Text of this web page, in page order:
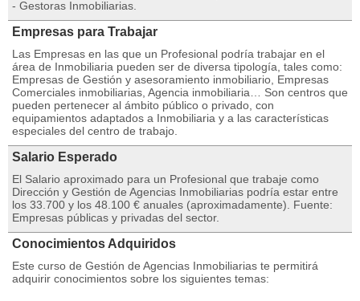
- Gestoras Inmobiliarias.
Empresas para Trabajar
Las Empresas en las que un Profesional podría trabajar en el
área de Inmobiliaria pueden ser de diversa tipología, tales como:
Empresas de Gestión y asesoramiento inmobiliario, Empresas
Comerciales inmobiliarias, Agencia inmobiliaria… Son centros que
pueden pertenecer al ámbito público o privado, con
equipamientos adaptados a Inmobiliaria y a las características
especiales del centro de trabajo.
Salario Esperado
El Salario aproximado para un Profesional que trabaje como
Dirección y Gestión de Agencias Inmobiliarias podría estar entre
los 33.700 y los 48.100 € anuales (aproximadamente). Fuente:
Empresas públicas y privadas del sector.
Conocimientos Adquiridos
Este curso de Gestión de Agencias Inmobiliarias te permitirá
adquirir conocimientos sobre los siguientes temas: